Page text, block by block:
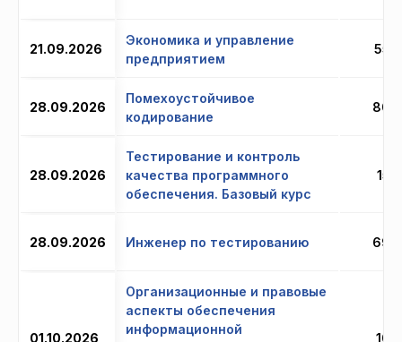
21.09.2026
Экономика и управление
предприятием
55
28.09.2026
Помехоустойчивое
кодирование
80
28.09.2026
Тестирование и контроль
качества программного
обеспечения. Базовый курс
15
28.09.2026 Инженер по тестированию 69
01.10.2026
Организационные и правовые
аспекты обеспечения
информационной
10